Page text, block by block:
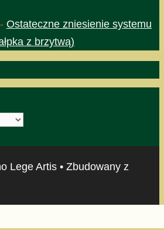
- Ostateczne zniesienie systemu
z brzytwą)
Lege Artis • Zbudowany z